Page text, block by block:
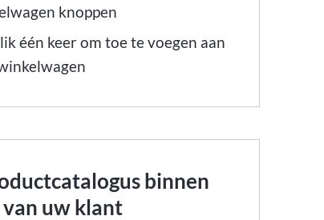
knoppen
één keer om toe te voegen aan
binnen
uw klant